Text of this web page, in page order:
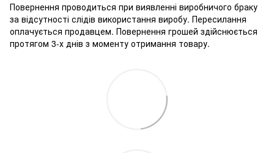
Повернення проводиться при виявленні виробничого браку
за відсутності слідів використання виробу. Пересилання
оплачується продавцем. Повернення грошей здійснюється
протягом 3-х днів з моменту отримання товару.